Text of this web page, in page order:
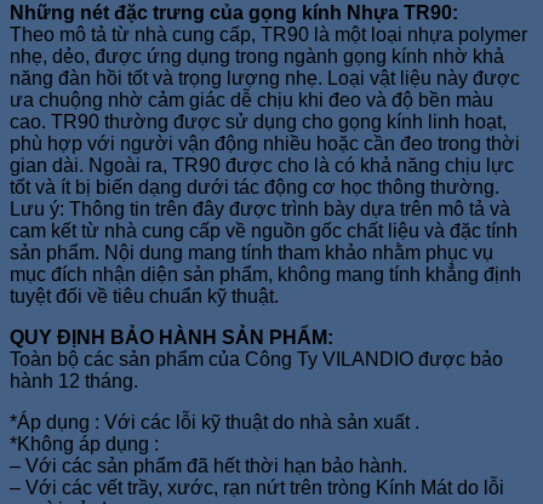
Những nét đặc trưng của gọng kính Nhựa TR90:
Theo mô tả từ nhà cung cấp, TR90 là một loại nhựa polymer
nhẹ, dẻo, được ứng dụng trong ngành gọng kính nhờ khả
năng đàn hồi tốt và trọng lượng nhẹ. Loại vật liệu này được
ưa chuộng nhờ cảm giác dễ chịu khi đeo và độ bền màu
cao. TR90 thường được sử dụng cho gọng kính linh hoạt,
phù hợp với người vận động nhiều hoặc cần đeo trong thời
gian dài. Ngoài ra, TR90 được cho là có khả năng chịu lực
tốt và ít bị biến dạng dưới tác động cơ học thông thường.
Lưu ý: Thông tin trên đây được trình bày dựa trên mô tả và
cam kết từ nhà cung cấp về nguồn gốc chất liệu và đặc tính
sản phẩm. Nội dung mang tính tham khảo nhằm phục vụ
mục đích nhận diện sản phẩm, không mang tính khẳng định
tuyệt đối về tiêu chuẩn kỹ thuật.
QUY ĐỊNH BẢO HÀNH SẢN PHẨM:
Toàn bộ các sản phẩm của Công Ty VILANDIO được bảo
hành 12 tháng.
*Áp dụng : Với các lỗi kỹ thuật do nhà sản xuất .
*Không áp dụng :
– Với các sản phẩm đã hết thời hạn bảo hành.
– Với các vết trầy, xước, rạn nứt trên tròng Kính Mát do lỗi